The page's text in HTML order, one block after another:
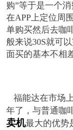
购”等于是一个
在APP上定位周
单购买然后去咖
般来说30S就可
面买的基本不相
福能达在市场
年了，与普通咖
卖机最大的优势